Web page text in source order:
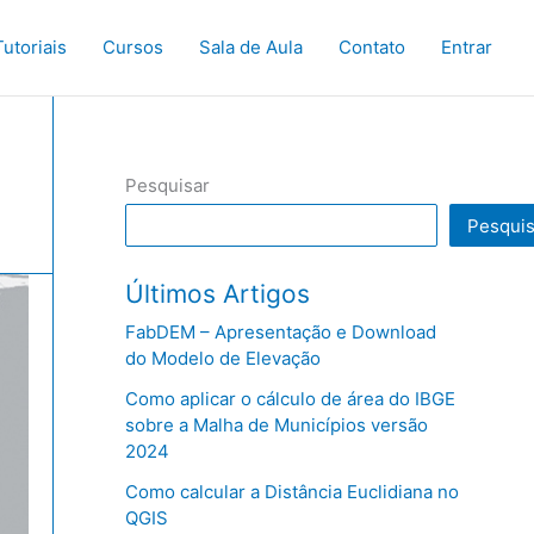
Cursos Sala de Aula Contato Entrar
Pesquisar
Últimos Artigos
FabDEM – Apresentação e Download
do Modelo de Elevação
Como aplicar o cálculo de área do IBGE
sobre a Malha de Municípios versão
2024
Como calcular a Distância Euclidiana no
QGIS